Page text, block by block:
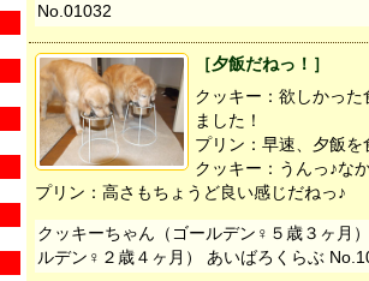
No.01032
［夕飯だねっ！］
クッキー：欲しかった
ました！
プリン：早速、夕飯を
クッキー：うんっ♪な
プリン：高さもちょうど良い感じだねっ♪
クッキーちゃん（ゴールデン♀５歳３ヶ月
ルデン♀２歳４ヶ月） あいばろくらぶ